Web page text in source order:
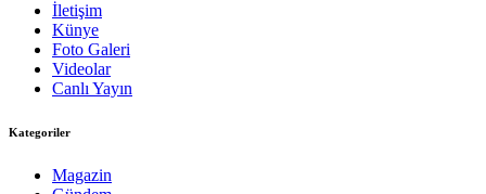
İletişim
Künye
Foto Galeri
Videolar
Canlı Yayın
Kategoriler
Magazin